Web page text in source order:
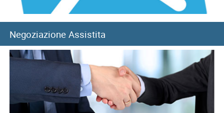
Negoziazione Assistita